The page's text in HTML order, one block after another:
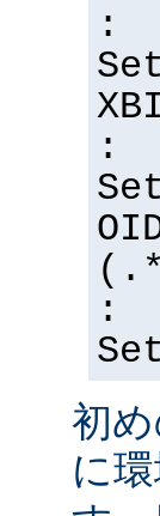
:
:
:
初
に